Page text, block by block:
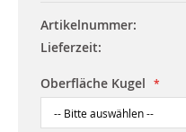
Artikelnummer
Lieferzeit
Oberfläche Kugel